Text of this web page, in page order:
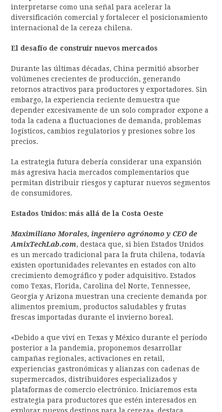
interpretarse como una señal para acelerar la
diversificación comercial y fortalecer el posicionamiento
internacional de la cereza chilena.
El desafío de construir nuevos mercados
Durante las últimas décadas, China permitió absorber
volúmenes crecientes de producción, generando
retornos atractivos para productores y exportadores. Sin
embargo, la experiencia reciente demuestra que
depender excesivamente de un solo comprador expone a
toda la cadena a fluctuaciones de demanda, problemas
logísticos, cambios regulatorios y presiones sobre los
precios.
La estrategia futura debería considerar una expansión
más agresiva hacia mercados complementarios que
permitan distribuir riesgos y capturar nuevos segmentos
de consumidores.
Estados Unidos: más allá de la Costa Oeste
Maximiliano Morales, ingeniero agrónomo y CEO de
AmixTechLab.com, destaca que, si bien Estados Unidos
es un mercado tradicional para la fruta chilena, todavía
existen oportunidades relevantes en estados con alto
crecimiento demográfico y poder adquisitivo. Estados
como Texas, Florida, Carolina del Norte, Tennessee,
Georgia y Arizona muestran una creciente demanda por
alimentos premium, productos saludables y frutas
frescas importadas durante el invierno boreal.
«Debido a que viví en Texas y México durante el período
posterior a la pandemia, proponemos desarrollar
campañas regionales, activaciones en retail,
experiencias gastronómicas y alianzas con cadenas de
supermercados, distribuidores especializados y
plataformas de comercio electrónico. Iniciaremos esta
estrategia para productores que estén interesados en